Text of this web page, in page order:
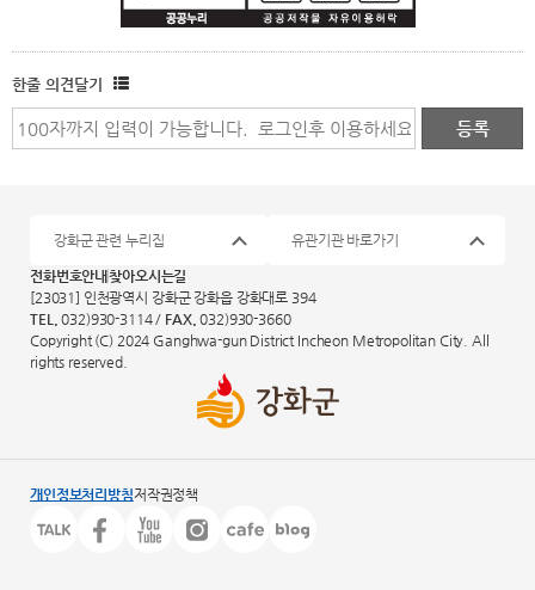
한줄 의견달기
전화번호안내 찾아오시는길
[23031] 인천광역시 강화군 강화읍 강화대로 394
TEL.
032)930-3114 / FAX. 032)930-3660
Copyright (C) 2024 Ganghwa-gun District Incheon Metropolitan City. All
rights reserved.
강화군 관련 누리집 유관기관 바로가기
개인정보처리방침저작권정책